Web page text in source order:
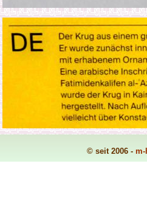
© seit 2006 - m-